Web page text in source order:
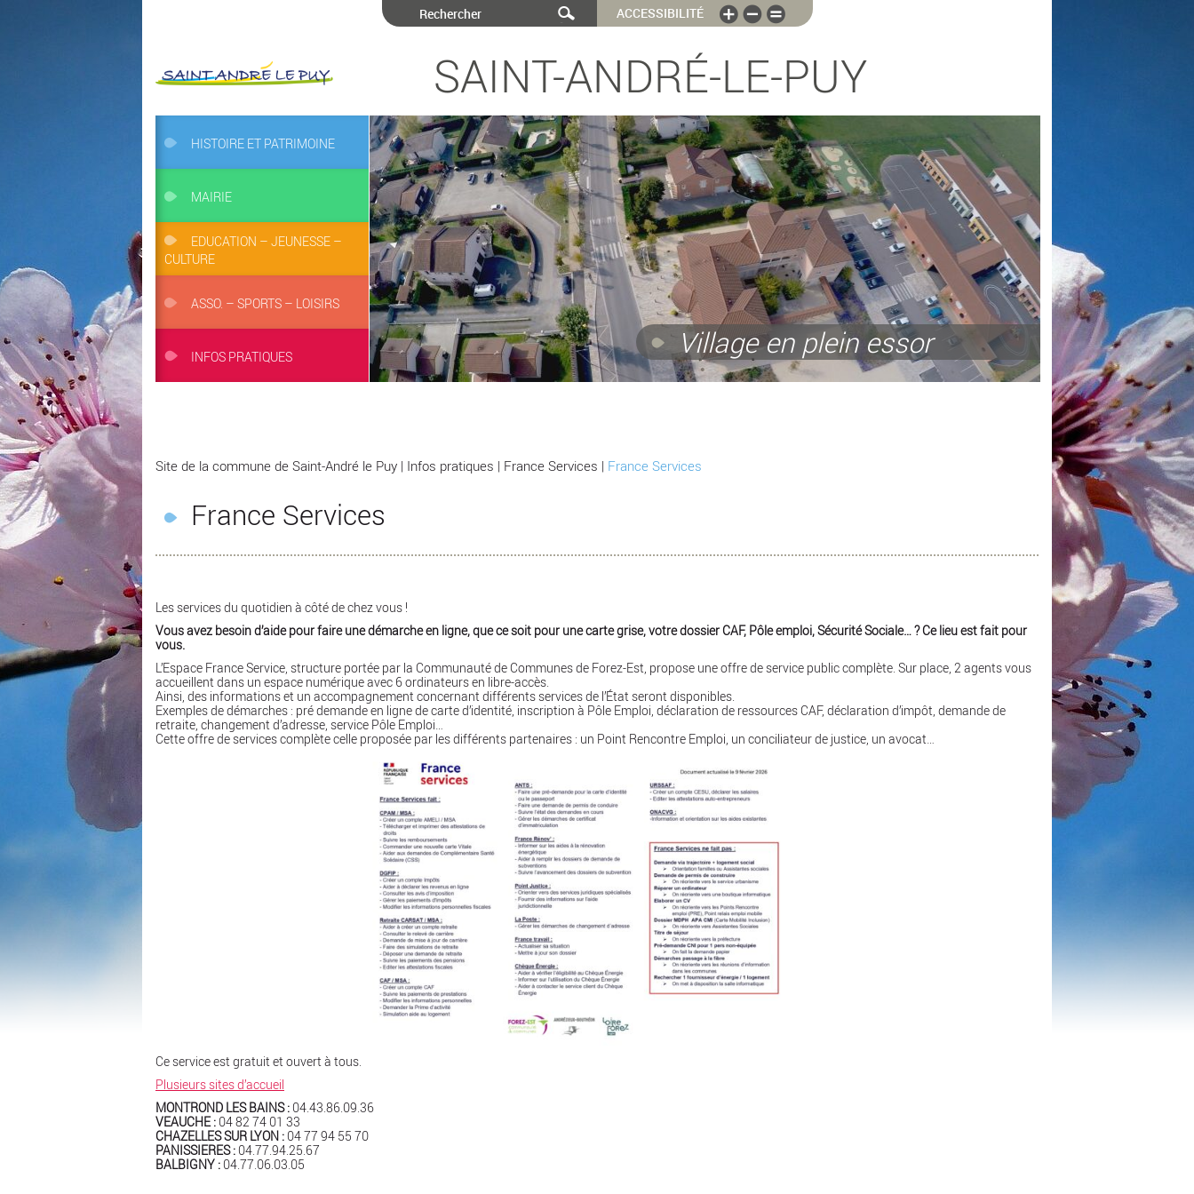
ACCESSIBILITÉ
SAINT-ANDRÉ-LE-PUY
HISTOIRE ET PATRIMOINE
MAIRIE
EDUCATION – JEUNESSE –
CULTURE
ASSO. – SPORTS – LOISIRS
INFOS PRATIQUES Village en plein essor
Site de la commune de Saint-André le Puy | Infos pratiques | France Services | France Services
France Services
Les services du quotidien à côté de chez vous !
Vous avez besoin d’aide pour faire une démarche en ligne, que ce soit pour une carte grise, votre dossier CAF, Pôle emploi, Sécurité Sociale… ? Ce lieu est fait pour
vous.
L’Espace France Service, structure portée par la Communauté de Communes de Forez-Est, propose une offre de service public complète. Sur place, 2 agents vous
accueillent dans un espace numérique avec 6 ordinateurs en libre-accès.
Ainsi, des informations et un accompagnement concernant différents services de l’État seront disponibles.
Exemples de démarches : pré demande en ligne de carte d’identité, inscription à Pôle Emploi, déclaration de ressources CAF, déclaration d’impôt, demande de
retraite, changement d’adresse, service Pôle Emploi…
Cette offre de services complète celle proposée par les différents partenaires : un Point Rencontre Emploi, un conciliateur de justice, un avocat…
Ce service est gratuit et ouvert à tous.
Plusieurs sites d’accueil
MONTROND LES BAINS : 04.43.86.09.36
VEAUCHE : 04 82 74 01 33
CHAZELLES SUR LYON : 04 77 94 55 70
PANISSIERES : 04.77.94.25.67
BALBIGNY : 04.77.06.03.05